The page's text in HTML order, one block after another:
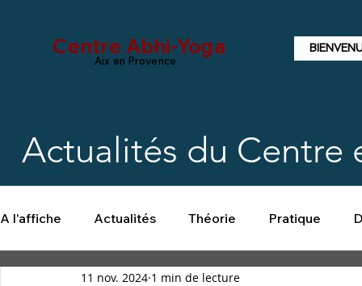
Centre Abhi-Yoga
Aix en Provence
Actualités du Centre
A l'affiche Actualités Théorie Pratique
11 nov. 2024 1 min de lecture